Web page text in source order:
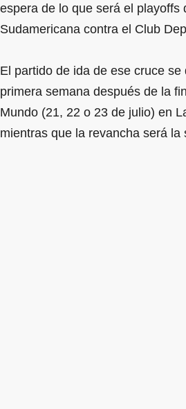
espera de lo que será el playoffs
Sudamericana contra el Club
El partido de ida de ese cruce se
primera semana después de la
Mundo (21, 22 o 23 de julio) en
mientras que la revancha será la